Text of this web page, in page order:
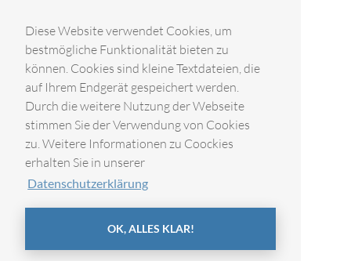
Diese Website verwendet Cookies, um
bestmögliche Funktionalität bieten zu
können. Cookies sind kleine Textdateien, die
auf Ihrem Endgerät gespeichert werden.
Durch die weitere Nutzung der Webseite
stimmen Sie der Verwendung von Cookies
zu. Weitere Informationen zu Coockies
erhalten Sie in unserer
Datenschutzerklärung
OK, ALLES KLAR!